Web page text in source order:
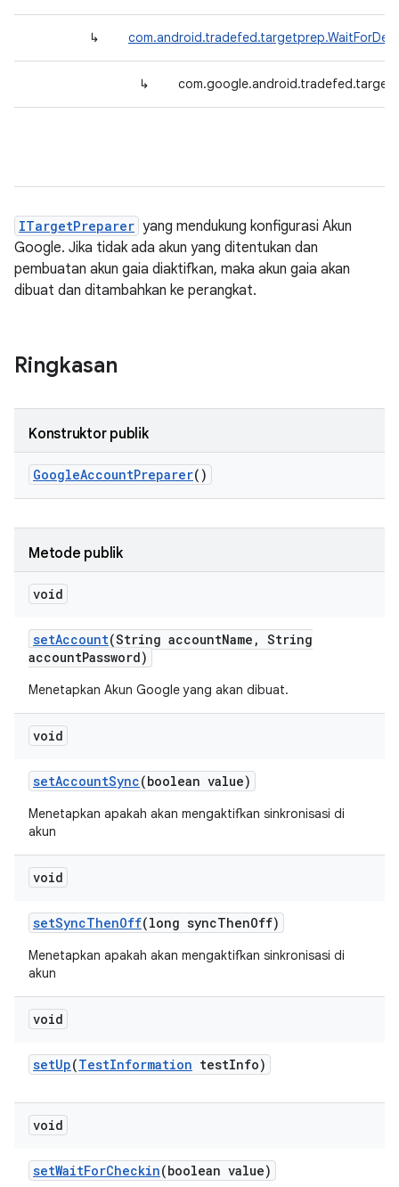
↳
↳
ITargetPreparer yang mendukung konfigurasi Akun
Google. Jika tidak ada akun yang ditentukan dan
pembuatan akun gaia diaktifkan, maka akun gaia akan
dibuat dan ditambahkan ke perangkat.
Ringkasan
Konstruktor publik
GoogleAccountPreparer()
Metode publik
void
setAccount(String accountName , String
accountPassword)
Menetapkan Akun Google yang akan dibuat.
void
setAccountSync(boolean value)
Menetapkan apakah akan mengaktifkan sinkronisasi di
akun
void
setSyncThenOff(long syncThenOff)
Menetapkan apakah akan mengaktifkan sinkronisasi di
akun
void
setUp(TestInformation testInfo)
void
setWaitForCheckin(boolean value)